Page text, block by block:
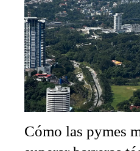
Cómo las pymes